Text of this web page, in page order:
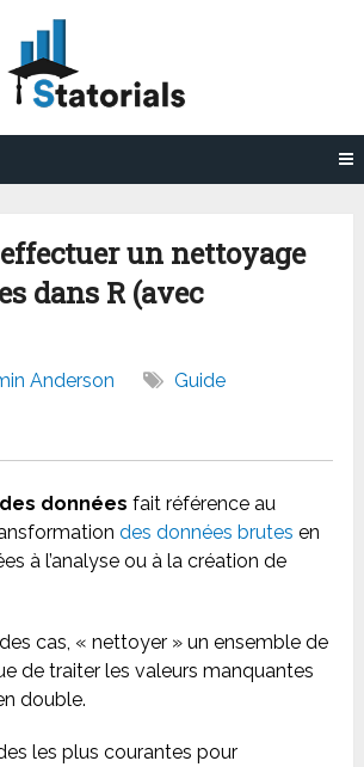
un nettoyage
dans R (avec
Anderson Guide
données fait référence au
des données brutes en
à l’analyse ou à la création de
cas, « nettoyer » un ensemble de
de traiter les valeurs manquantes
double.
les plus courantes pour